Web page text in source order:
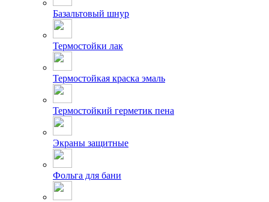
Базальтовый шнур
Термостойки лак
Термостойкая краска эмаль
Термостойкий герметик пена
Экраны защитные
Фольга для бани